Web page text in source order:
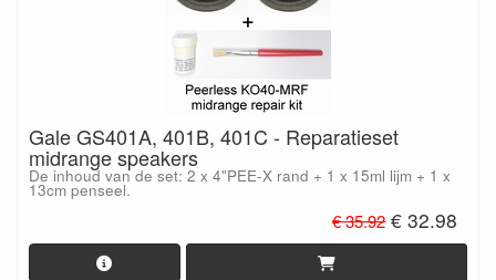
Gale GS401A, 401B, 401C - Reparatieset
midrange speakers
De inhoud van de set: 2 x 4"PEE-X rand + 1 x 15ml lijm + 1 x
13cm penseel.
€ 35.92 € 32.98